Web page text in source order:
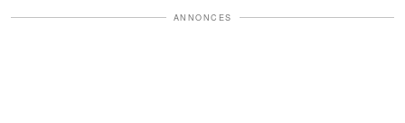
ANNONCES